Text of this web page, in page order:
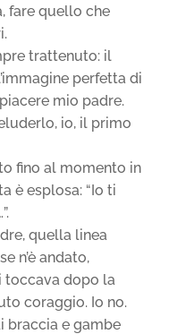
fare quello che
trattenuto: il
perfetta di
mio padre.
io, il primo
fino al momento in
è esplosa: “Io ti
quella linea
n’è andato,
toccava dopo la
coraggio. Io no.
braccia e gambe